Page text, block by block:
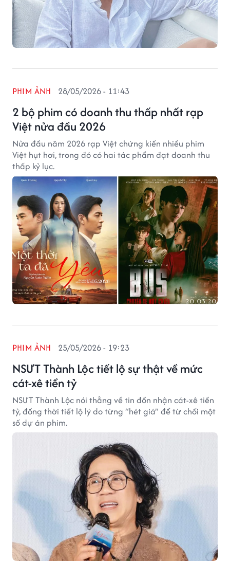
2 bộ phim có doanh thu thấp nhất rạp
Việt nửa đầu 2026
PHIM ẢNH 28/05/2026 - 11:43
Nửa đầu năm 2026 rạp Việt chứng kiến nhiều phim
Việt hụt hơi, trong đó có hai tác phẩm đạt doanh thu
thấp kỷ lục.
NSƯT Thành Lộc tiết lộ sự thật về mức
cát-xê tiền tỷ
PHIM ẢNH 25/05/2026 - 19:23
NSƯT Thành Lộc nói thẳng về tin đồn nhận cát-xê tiền
tỷ, đồng thời tiết lộ lý do từng “hét giá” để từ chối một
số dự án phim.